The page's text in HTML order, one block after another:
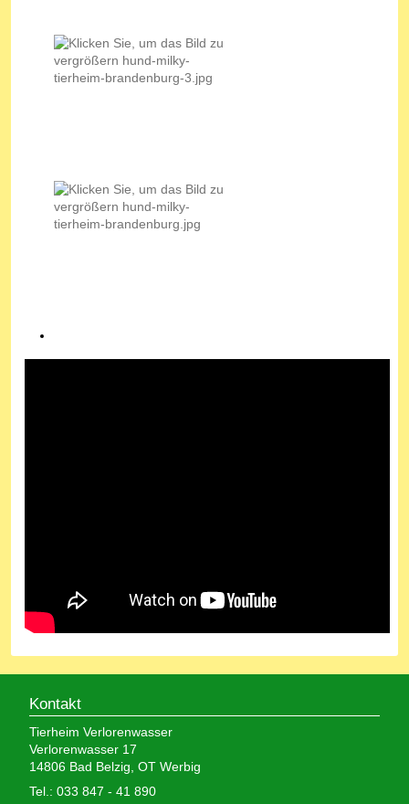
Kontakt
Tierheim Verlorenwasser
Verlorenwasser 17
14806 Bad Belzig, OT Werbig
Tel.: 033 847 - 41 890